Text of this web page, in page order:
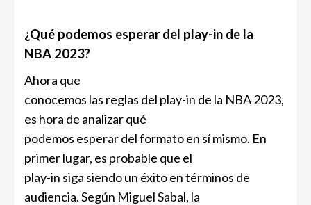
¿Qué podemos esperar del play-in de la
NBA 2023?
Ahora que
conocemos las reglas del play-in de la NBA 2023,
es hora de analizar qué
podemos esperar del formato en sí mismo. En
primer lugar, es probable que el
play-in siga siendo un éxito en términos de
audiencia. Según Miguel Sabal, la